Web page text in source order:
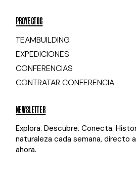
PROYECTOS
TEAMBUILDING
EXPEDICIONES
CONFERENCIAS
CONTRATAR CONFERENCIA
NEWSLETTER
Explora. Descubre. Conecta.
naturaleza cada semana, directo
ahora.